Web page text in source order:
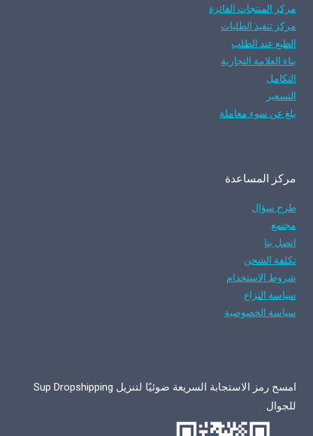
مركز المنتجات الفائزة
مركز تنفيذ الطلبات
الطبع عند الطلب
بناء العلامة التجارية
التكامل
التسعير
بلغ عن سوء معاملة
مركز المساعدة
طرح سؤال
مجتمع
اتصل بنا
تكلفة الشحن
شروط الاستخدام
سياسة النزاع
سياسة الخصوصية
امسح رمز الاستجابة السريعة ضوئيًا لتنزيل Sup Dropshipping
للجوال